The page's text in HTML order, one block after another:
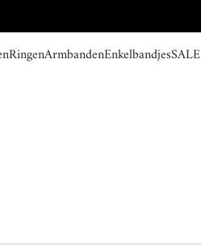
RingenArmbandenEnkelbandjesSALE